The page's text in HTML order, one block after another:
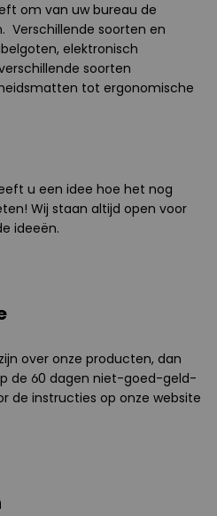
om van uw bureau de
Verschillende soorten en
elektronisch
soorten
tot ergonomische
u een idee hoe het nog
Wij staan altijd open voor
ideeën.
over onze producten, dan
de 60 dagen niet-goed-geld-
de instructies op onze website